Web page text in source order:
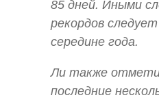
85 дней. Иными
рекордов
середине года.
Ли также
последние